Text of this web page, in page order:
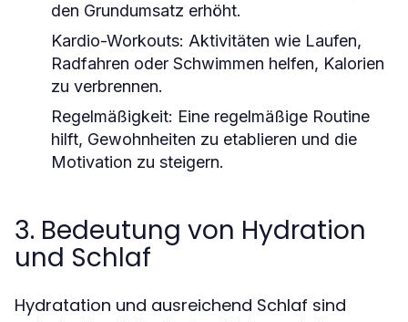
den Grundumsatz erhöht.
Kardio-Workouts: Aktivitäten wie Laufen,
Radfahren oder Schwimmen helfen, Kalorien
zu verbrennen.
Regelmäßigkeit: Eine regelmäßige Routine
hilft, Gewohnheiten zu etablieren und die
Motivation zu steigern.
3. Bedeutung von Hydration
und Schlaf
Hydratation und ausreichend Schlaf sind